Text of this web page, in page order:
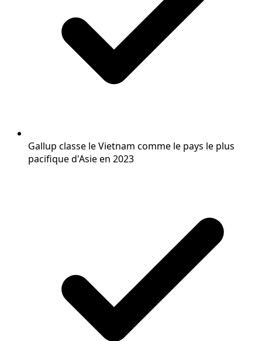
Gallup classe le Vietnam comme le pays le plus
pacifique d'Asie en 2023